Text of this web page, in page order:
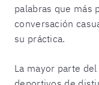
palabras que más
conversación
su práctica.
La mayor parte